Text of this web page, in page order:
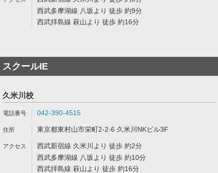
西武多摩湖線 八坂より 徒歩 約9分
西武拝島線 萩山より 徒歩 約16分
スクールIE
久米川校
042-390-4515
東京都東村山市栄町2-2-6 久米川NKビル3F
西武新宿線 久米川より 徒歩 約2分
西武多摩湖線 八坂より 徒歩 約10分
西武拝島線 萩山より 徒歩 約16分